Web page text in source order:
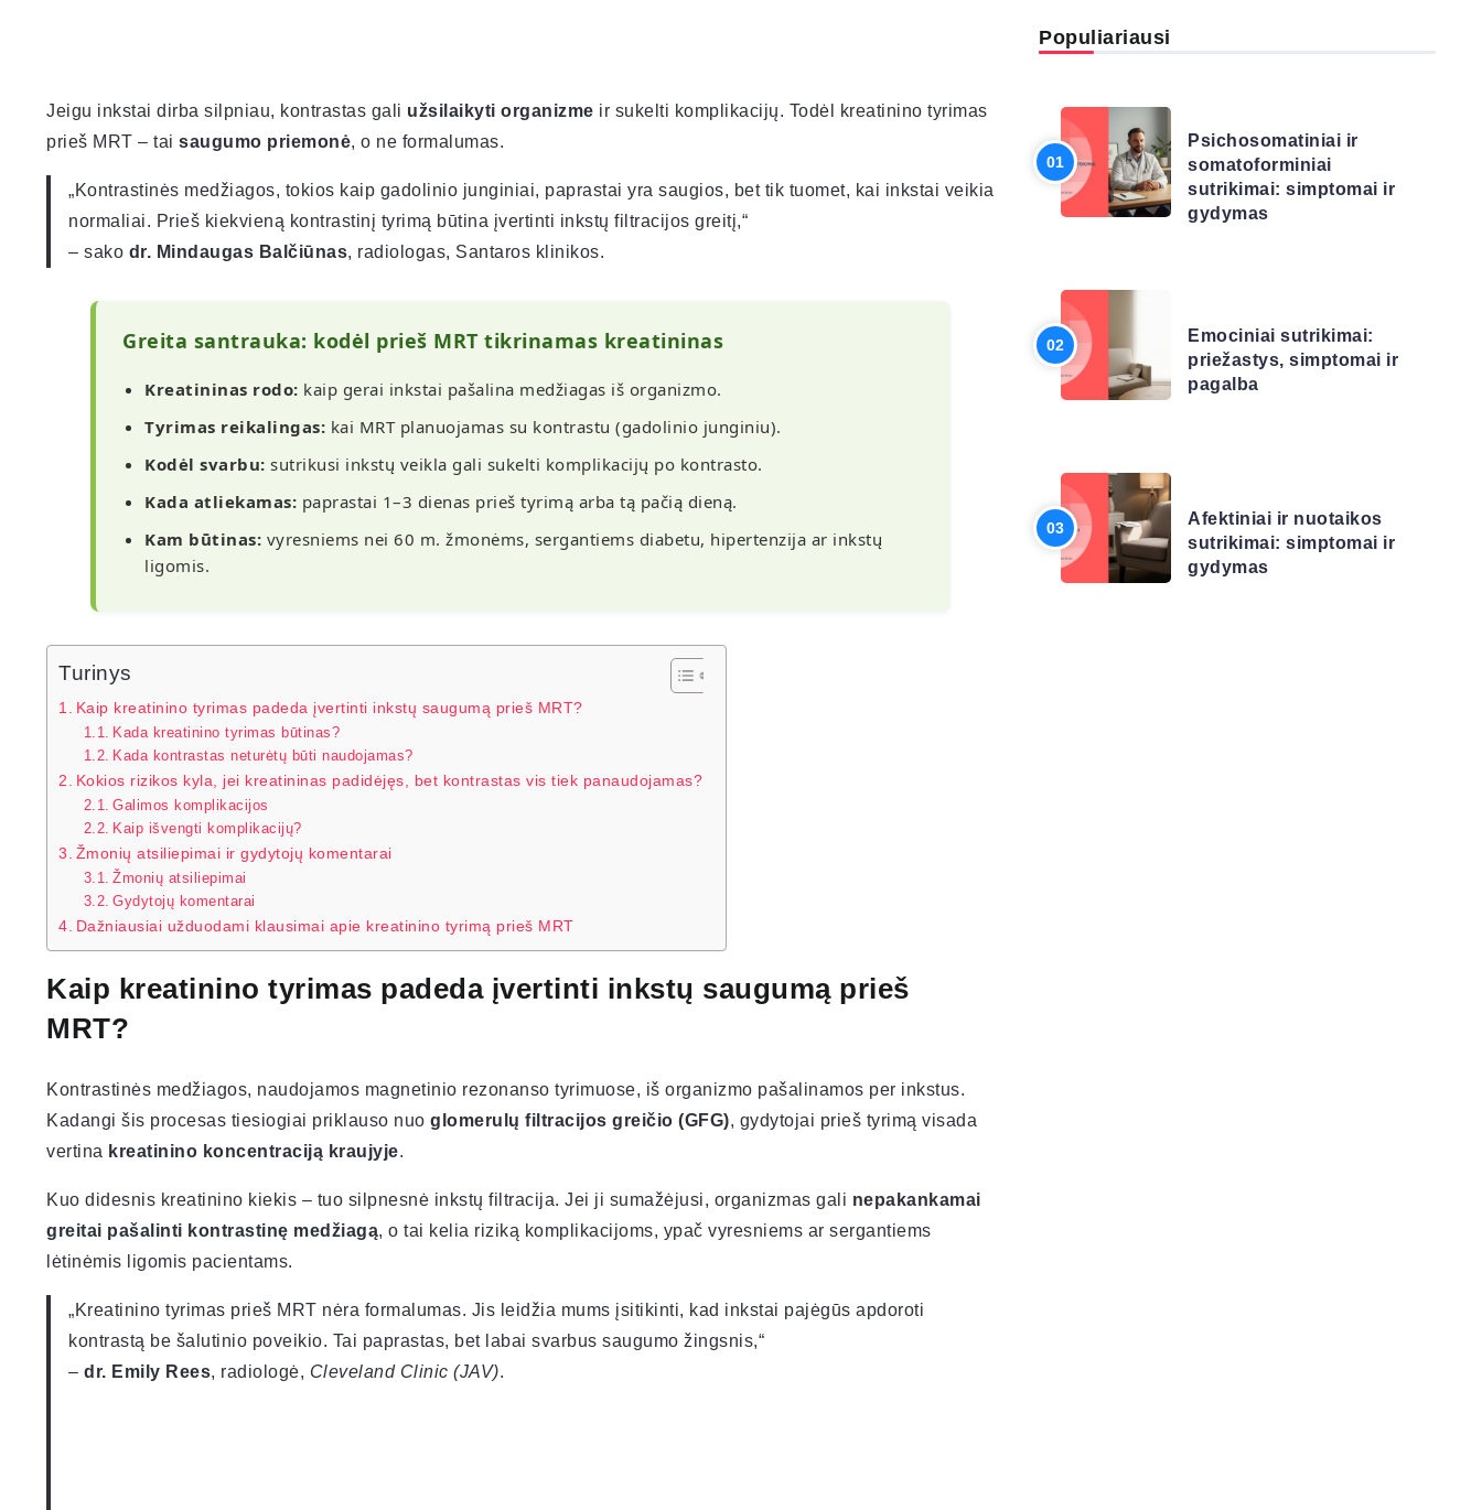
Jeigu inkstai dirba silpniau, kontrastas gali užsilaikyti organizme ir sukelti komplikacijų. Todėl kreatinino tyrimas
prieš MRT – tai saugumo priemonė, o ne formalumas.
„Kontrastinės medžiagos, tokios kaip gadolinio junginiai, paprastai yra saugios, bet tik tuomet, kai inkstai veikia
normaliai. Prieš kiekvieną kontrastinį tyrimą būtina įvertinti inkstų filtracijos greitį,“
– sako dr. Mindaugas Balčiūnas, radiologas, Santaros klinikos.
Greita santrauka: kodėl prieš MRT tikrinamas kreatininas
Kreatininas rodo: kaip gerai inkstai pašalina medžiagas iš organizmo.
Tyrimas reikalingas: kai MRT planuojamas su kontrastu (gadolinio junginiu).
Kodėl svarbu: sutrikusi inkstų veikla gali sukelti komplikacijų po kontrasto.
Kada atliekamas: paprastai 1–3 dienas prieš tyrimą arba tą pačią dieną.
Kam būtinas: vyresniems nei 60 m. žmonėms, sergantiems diabetu, hipertenzija ar inkstų
ligomis.
Turinys
Kaip kreatinino tyrimas padeda įvertinti inkstų saugumą prieš MRT?
Kada kreatinino tyrimas būtinas?
Kada kontrastas neturėtų būti naudojamas?
Kokios rizikos kyla, jei kreatininas padidėjęs, bet kontrastas vis tiek panaudojamas?
Galimos komplikacijos
Kaip išvengti komplikacijų?
Žmonių atsiliepimai ir gydytojų komentarai
Žmonių atsiliepimai
Gydytojų komentarai
Dažniausiai užduodami klausimai apie kreatinino tyrimą prieš MRT
Kaip kreatinino tyrimas padeda įvertinti inkstų saugumą prieš
MRT?
Kontrastinės medžiagos, naudojamos magnetinio rezonanso tyrimuose, iš organizmo pašalinamos per inkstus.
Kadangi šis procesas tiesiogiai priklauso nuo glomerulų filtracijos greičio (GFG), gydytojai prieš tyrimą visada
vertina kreatinino koncentraciją kraujyje.
Kuo didesnis kreatinino kiekis – tuo silpnesnė inkstų filtracija. Jei ji sumažėjusi, organizmas gali nepakankamai
greitai pašalinti kontrastinę medžiagą, o tai kelia riziką komplikacijoms, ypač vyresniems ar sergantiems
lėtinėmis ligomis pacientams.
„Kreatinino tyrimas prieš MRT nėra formalumas. Jis leidžia mums įsitikinti, kad inkstai pajėgūs apdoroti
kontrastą be šalutinio poveikio. Tai paprastas, bet labai svarbus saugumo žingsnis,“
– dr. Emily Rees, radiologė, Cleveland Clinic (JAV).
Populiariausi
Psichosomatiniai ir
somatoforminiai
sutrikimai: simptomai ir
gydymas
Emociniai sutrikimai:
priežastys, simptomai ir
pagalba
Afektiniai ir nuotaikos
sutrikimai: simptomai ir
gydymas